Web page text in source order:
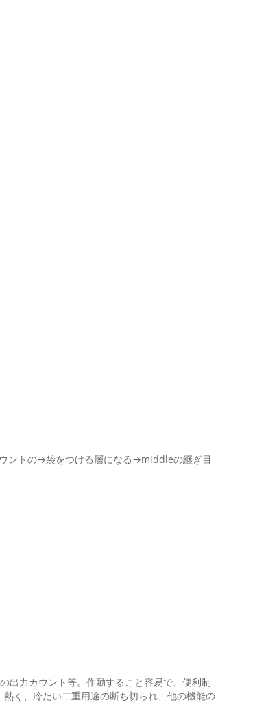
トの→袋をつける層になる→middleの継ぎ目
出力カウント等。作動すること容易で、便利制
く、冷たい二重用途の断ち切られ、他の機能の